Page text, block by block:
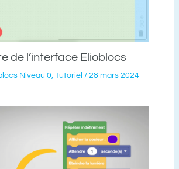
de l’interface Elioblocs
Niveau 0 Tutoriel / 28 mars 2024